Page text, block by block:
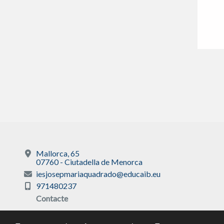
Mallorca, 65
07760 - Ciutadella de Menorca
iesjosepmariaquadrado@educaib.eu
971480237
Contacte